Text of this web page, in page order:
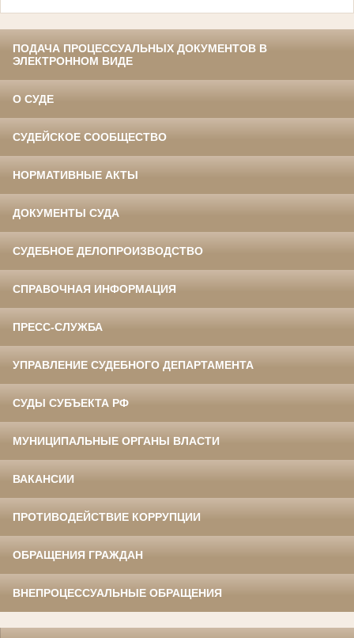
ПОДАЧА ПРОЦЕССУАЛЬНЫХ ДОКУМЕНТОВ В
ЭЛЕКТРОННОМ ВИДЕ
О СУДЕ
СУДЕЙСКОЕ СООБЩЕСТВО
НОРМАТИВНЫЕ АКТЫ
ДОКУМЕНТЫ СУДА
СУДЕБНОЕ ДЕЛОПРОИЗВОДСТВО
СПРАВОЧНАЯ ИНФОРМАЦИЯ
ПРЕСС-СЛУЖБА
УПРАВЛЕНИЕ СУДЕБНОГО ДЕПАРТАМЕНТА
СУДЫ СУБЪЕКТА РФ
МУНИЦИПАЛЬНЫЕ ОРГАНЫ ВЛАСТИ
ВАКАНСИИ
ПРОТИВОДЕЙСТВИЕ КОРРУПЦИИ
ОБРАЩЕНИЯ ГРАЖДАН
ВНЕПРОЦЕССУАЛЬНЫЕ ОБРАЩЕНИЯ